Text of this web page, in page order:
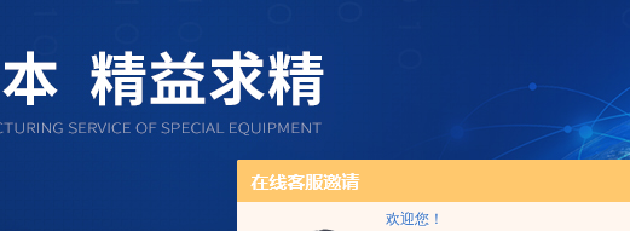
欢迎您！